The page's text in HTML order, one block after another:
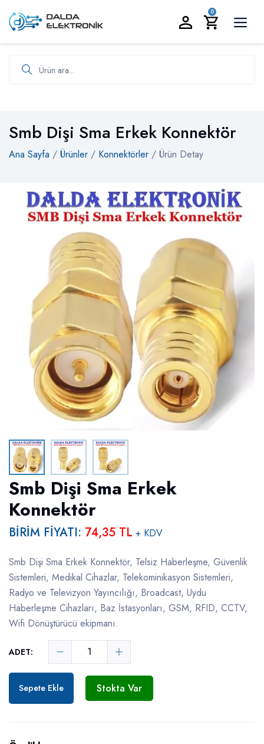
0
Smb Dişi Sma Erkek Konnektör
Ana Sayfa / Ürünler / Konnektörler / Ürün Detay
Smb Dişi Sma Erkek
Konnektör
BİRİM FİYATI: 74,35 TL + KDV
Smb Dişi Sma Erkek Konnektör, Telsiz Haberleşme, Güvenlik
Sistemleri, Medikal Cihazlar, Telekominikasyon Sistemleri,
Radyo ve Televizyon Yayıncılığı, Broadcast, Uydu
Haberleşme Cihazları, Baz İstasyonları, GSM, RFID, CCTV,
Wifi Dönüştürücü ekipmanı.
ADET:
Sepete Ekle Stokta Var